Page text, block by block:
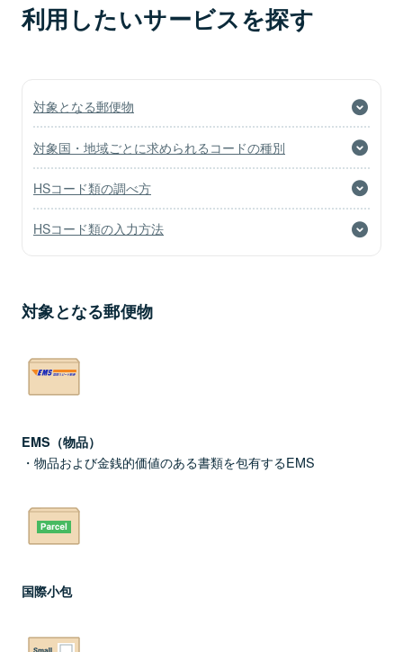
おそれがあります。
じる場合があります。
これらの場合、税関への申告の内容に当社は責
任を負うことができないことから、郵便料金の
す。
利用したいサービスを探す
対象となる郵便物
対象国・地域ごとに求められるコードの種別
HSコード類の調べ方
HSコード類の入力方法
対象となる郵便物
EMS（物品）
物品および金銭的価値のある書類を包有するEMS
国際小包